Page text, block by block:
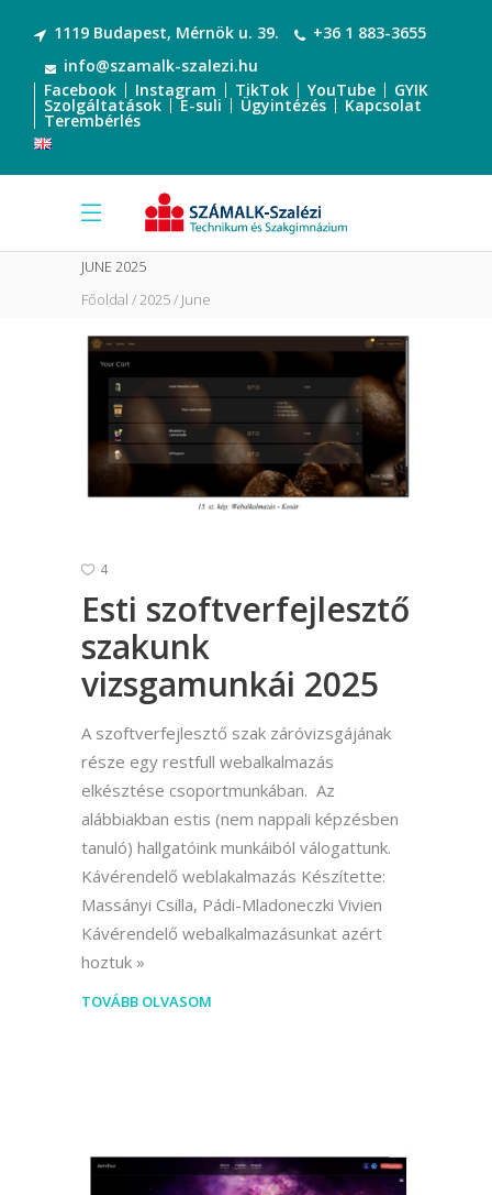
1119 Budapest, Mérnök u. 39.
+36 1 883-3655
info@szamalk-szalezi.hu
Facebook
Instagram TikTok YouTube GYIK
Szolgáltatások E-suli Ügyintézés Kapcsolat
Terembérlés
JUNE 2025
Főoldal 2025 June
4
Esti szoftverfejlesztő
szakunk
vizsgamunkái 2025
A szoftverfejlesztő szak záróvizsgájának
része egy restfull webalkalmazás
elkésztése csoportmunkában. Az
alábbiakban estis (nem nappali képzésben
tanuló) hallgatóink munkáiból válogattunk.
Kávérendelő weblakalmazás Készítette:
Massányi Csilla, Pádi-Mladoneczki Vivien
Kávérendelő webalkalmazásunkat azért
hoztuk
TOVÁBB OLVASOM